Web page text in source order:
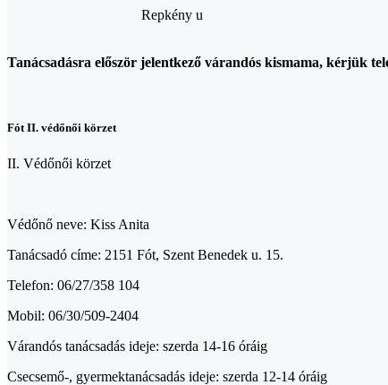
Repkény u
Tanácsadásra először jelentkező várandós kismama, kérjük
Fót II. védőnői körzet
II. Védőnői körzet
Védőnő neve: Kiss Anita
Tanácsadó címe: 2151 Fót, Szent Benedek u. 15.
Telefon: 06/27/358 104
Mobil: 06/30/509-2404
Várandós tanácsadás ideje: szerda 14-16 óráig
Csecsemő-, gyermektanácsadás ideje: szerda 12-14 óráig